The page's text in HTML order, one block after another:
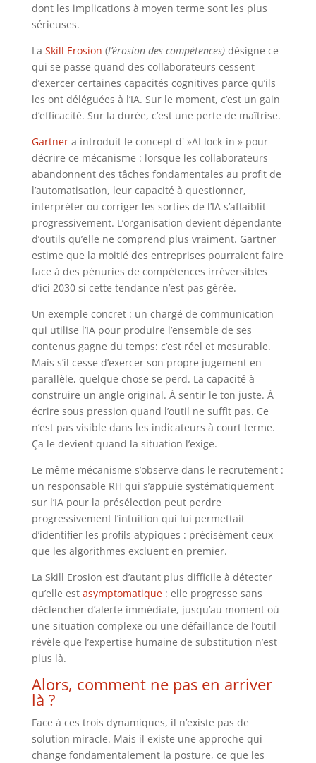
dont les implications à moyen terme sont les plus
sérieuses.
La Skill Erosion (l’érosion des compétences)désigne ce
qui se passe quand des collaborateurs cessent
d’exercer certaines capacités cognitives parce qu’ils
les ont déléguées à l’IA. Sur le moment, c’est un gain
d’efficacité. Sur la durée, c’est une perte de maîtrise.
Gartnera introduit le concept d' »AI lock-in » pour
décrire ce mécanisme : lorsque les collaborateurs
abandonnent des tâches fondamentales au profit de
l’automatisation, leur capacité à questionner,
interpréter ou corriger les sorties de l’IA s’affaiblit
progressivement. L’organisation devient dépendante
d’outils qu’elle ne comprend plus vraiment. Gartner
estime que la moitié des entreprises pourraient faire
face à des pénuries de compétences irréversibles
d’ici 2030 si cette tendance n’est pas gérée.
Un exemple concret : un chargé de communication
qui utilise l’IA pour produire l’ensemble de ses
contenus gagne du temps: c’est réel et mesurable.
Mais s’il cesse d’exercer son propre jugement en
parallèle, quelque chose se perd. La capacité à
construire un angle original. À sentir le ton juste. À
écrire sous pression quand l’outil ne suffit pas. Ce
n’est pas visible dans les indicateurs à court terme.
Ça le devient quand la situation l’exige.
Le même mécanisme s’observe dans le recrutement :
un responsable RH qui s’appuie systématiquement
sur l’IA pour la présélection peut perdre
progressivement l’intuition qui lui permettait
d’identifier les profils atypiques : précisément ceux
que les algorithmes excluent en premier.
La Skill Erosion est d’autant plus difficile à détecter
qu’elle est asymptomatique: elle progresse sans
déclencher d’alerte immédiate, jusqu’au moment où
une situation complexe ou une défaillance de l’outil
révèle que l’expertise humaine de substitution n’est
plus là.
Alors, comment ne pas en arriver
là ?
Face à ces trois dynamiques, il n’existe pas de
solution miracle. Mais il existe une approche qui
change fondamentalement la posture, ce que les